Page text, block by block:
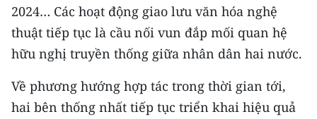
Media Thể thao
Media Giáo dục
Media Khoa học - Công nghệ
2024… Các hoạt động giao lưu văn hóa nghệ
thuật tiếp tục là cầu nối vun đắp mối quan hệ
hữu nghị truyền thống giữa nhân dân hai nước.
Về phương hướng hợp tác trong thời gian tới,
hai bên thống nhất tiếp tục triển khai hiệu quả